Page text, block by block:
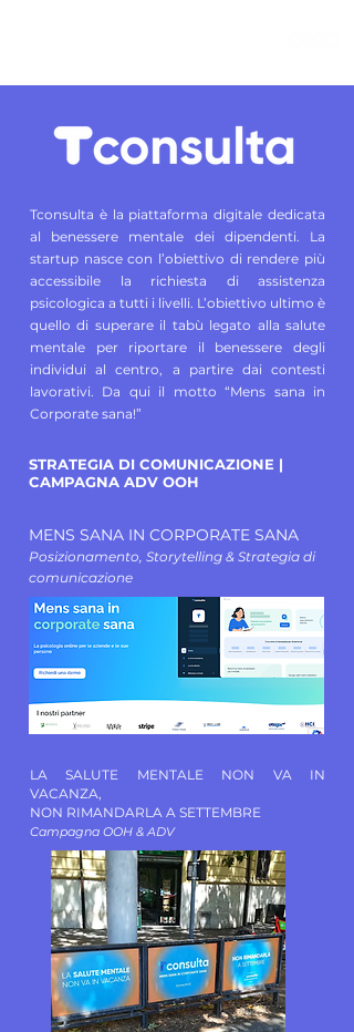
Tconsulta è la piattaforma digitale dedicata
al benessere mentale dei dipendenti. La
startup nasce con l’obiettivo di rendere più
accessibile la richiesta di assistenza
psicologica a tutti i livelli. L’obiettivo ultimo è
quello di superare il tabù legato alla salute
mentale per riportare il benessere degli
individui al centro, a partire dai contesti
lavorativi. Da qui il motto “Mens sana in
Corporate sana!”
STRATEGIA DI COMUNICAZIONE |
CAMPAGNA ADV OOH ​
MENS SANA IN CORPORATE SANA
Posizionamento, Storytelling & Strategia di
comunicazione
LA SALUTE MENTALE NON VA IN
VACANZA,
NON RIMANDARLA A SETTEMBRE
Campagna OOH & ADV